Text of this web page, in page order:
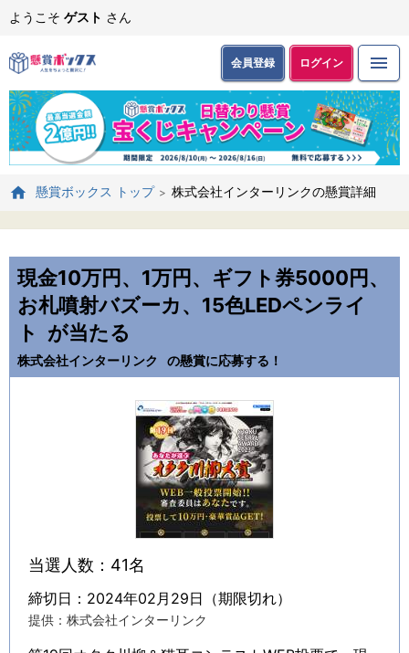
ようこそ ゲスト さん
会員登録 ログイン
懸賞ボックス トップ 株式会社インターリンクの懸賞詳細
現金10万円、1万円、ギフト券5000円、
お札噴射バズーカ、15色LEDペンライ
ト
が当たる
株式会社インターリンク の懸賞に応募する！
当選人数：41名
締切日：2024年02月29日（期限切れ）
提供：株式会社インターリンク